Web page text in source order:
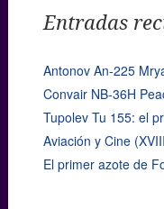
Entradas
Antonov An-225
Convair NB-36H
Tupolev Tu 155: el
Aviación y Cine
El primer azote de